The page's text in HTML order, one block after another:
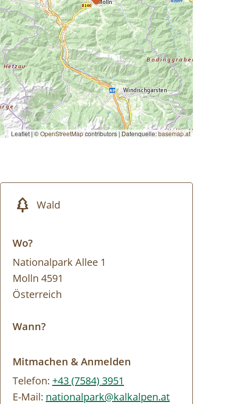
Leaflet | ©OpenStreetMapcontributors | Datenquelle:basemap.at
Wald
Wo?
Nationalpark Allee 1
Molln 4591
Österreich
Wann?
Mitmachen & Anmelden
Telefon: +43 (7584) 3951
E-Mail: nationalpark@kalkalpen.at